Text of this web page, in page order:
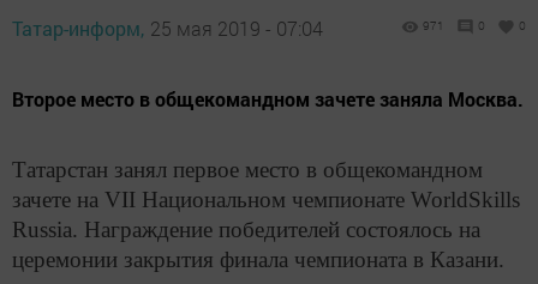
Татар-информ, 25 мая 2019 - 07:04 971 0 0
Второе место в общекомандном зачете заняла Москва.
Татарстан занял первое место в общекомандном
зачете на VII Национальном чемпионате WorldSkills
Russia. Награждение победителей состоялось на
церемонии закрытия финала чемпионата в Казани.